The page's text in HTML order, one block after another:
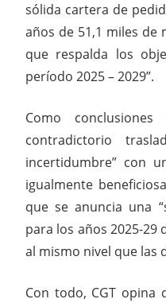
sólida cartera de
años de 51,1 miles de
que respalda los
período 2025 – 2029”.
Como
contradictorio
incertidumbre” con
igualmente
que se anuncia una
para los años 2025-29
al mismo nivel que las
Con todo, CGT opina